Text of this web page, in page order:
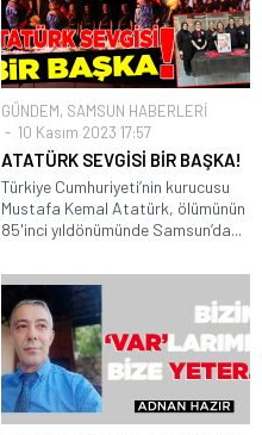
GÜNDEM, SAMSUN HABERLERİ
10 Kasım 2023 17:57
ATATÜRK SEVGİSİ BİR BAŞKA!
Türkiye Cumhuriyeti’nin kurucusu
Mustafa Kemal Atatürk, ölümünün
85'inci yıldönümünde Samsun’da...